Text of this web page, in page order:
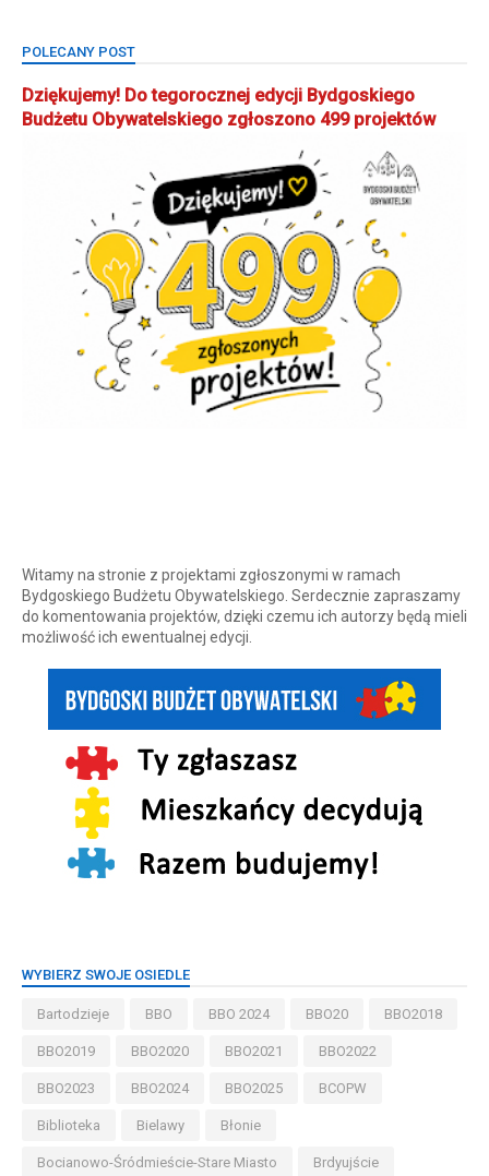
POLECANY POST
Dziękujemy! Do tegorocznej edycji Bydgoskiego
Budżetu Obywatelskiego zgłoszono 499 projektów
Witamy na stronie z projektami zgłoszonymi w ramach
Bydgoskiego Budżetu Obywatelskiego. Serdecznie zapraszamy
do komentowania projektów, dzięki czemu ich autorzy będą mieli
możliwość ich ewentualnej edycji.
WYBIERZ SWOJE OSIEDLE
Bartodzieje BBO BBO 2024 BBO20 BBO2018
BBO2019 BBO2020 BBO2021 BBO2022
BBO2023 BBO2024 BBO2025 BCOPW
Biblioteka Bielawy Błonie
Bocianowo-Śródmieście-Stare Miasto Brdyujście